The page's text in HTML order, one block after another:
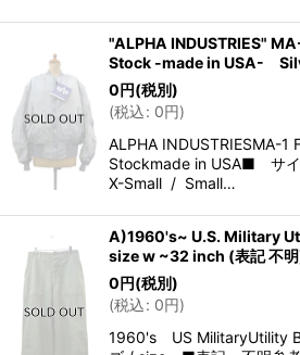
"ALPHA INDUSTRIES"
Stock -made in USA-
0円(税別)
(税込: 0円)
ALPHA INDUSTRIESMA-
Stockmade in USA■
X-Small / Small…
A)1960's~ U.S. Military
size w ~32 inch (表記 不
0円(税別)
(税込: 0円)
1960's US MilitaryUtility